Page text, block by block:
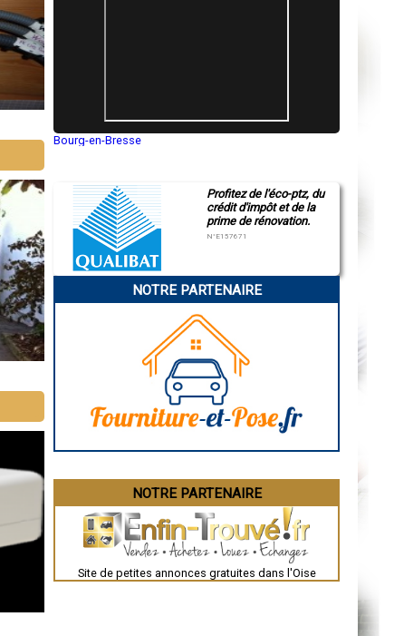
Bourg-en-Bresse
Gap
Nice
Annonay
Charleville-Mézières
Troyes
Narbonne
Marseille
Saint-Brieuc
Besançon
Évreux
Brest
Nîmes
Toulouse
Montpellier
Profitez de l'éco-ptz, du
crédit d'impôt et de la
prime de rénovation.
N°E157671
NOTRE PARTENAIRE
NOTRE PARTENAIRE
Site de petites annonces gratuites dans l'Oise